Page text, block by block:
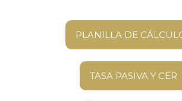
PLANILLA DE
TASA PASIVA Y CER